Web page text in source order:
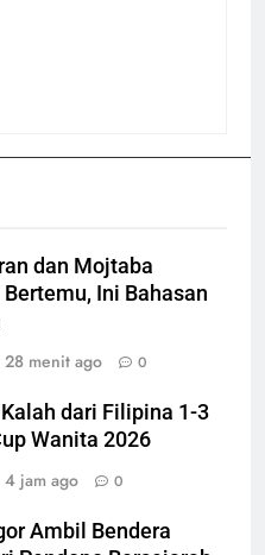
dan Mojtaba
Ini Bahasan
28 menit ago 0
dari Filipina 1-3
Wanita 2026
4 jam ago 0
Ambil Bendera